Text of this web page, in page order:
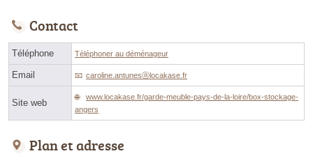
Contact
Téléphone Téléphoner au déménageur
Email caroline.antunesⓐlocakase.fr
Site web
www.locakase.fr/garde-meuble-pays-de-la-loire/box-stockage-
angers
Plan et adresse